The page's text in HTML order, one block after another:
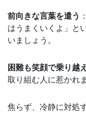
前向きな言葉を遣う
はうまくいくよ」と
いましょう。
困難も笑顔で乗り越
取り組む人に惹かれ
焦らず、冷静に対処